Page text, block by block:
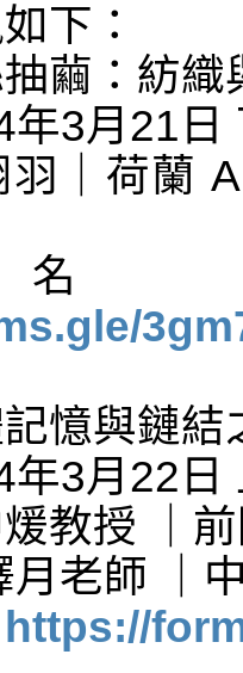
下：
繭：紡
年3月21日
｜荷蘭
憶與鏈結
年3月22日
教授 ｜
https://